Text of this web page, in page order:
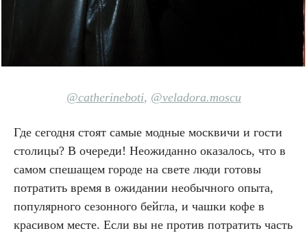
@catherineboti, @veladora.moscu
Где сегодня стоят самые модные москвичи и гости
столицы? В очереди! Неожиданно оказалось, что в
самом спешащем городе на свете люди готовы
потратить время в ожидании необычного опыта,
популярного сезонного бейгла, и чашки кофе в
красивом месте. Если вы не против потратить часть